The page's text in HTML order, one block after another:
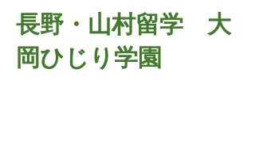
長野・山村留学 大
岡ひじり学園